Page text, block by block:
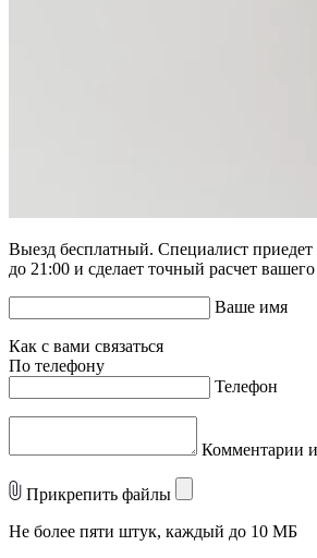
Выезд бесплатный. Специалист приедет
до 21:00 и сделает точный расчет вашего
Ваше имя
Как с вами связаться
По телефону
Телефон
Комментарии
Прикрепить файлы
Не более пяти штук, каждый до 10 МБ